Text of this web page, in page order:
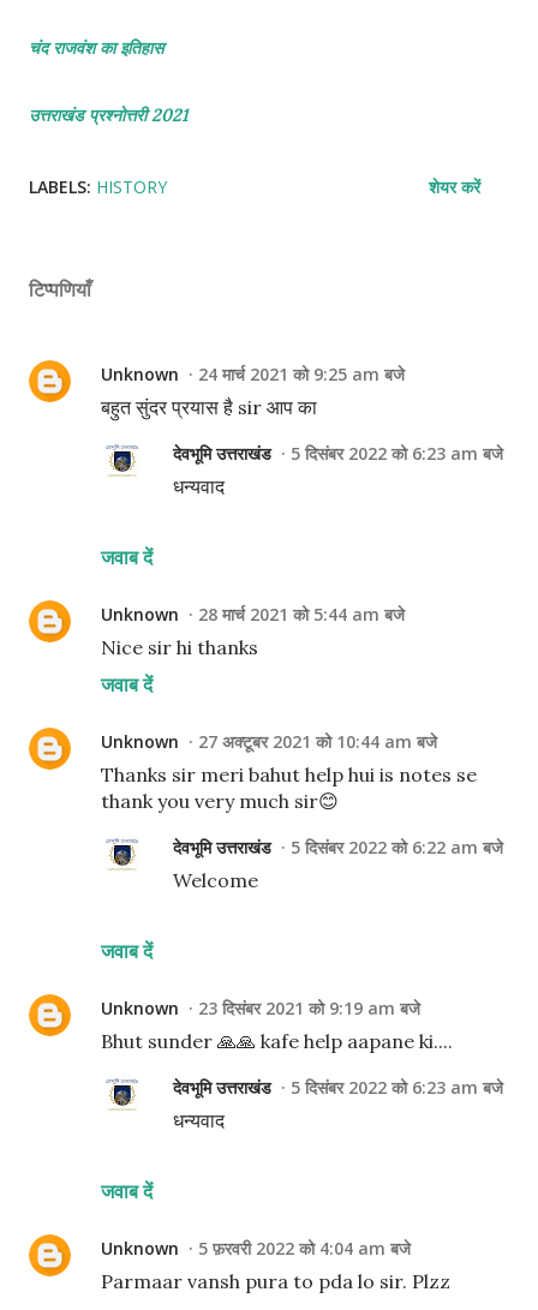
चंद राजवंश का इतिहास
उत्तराखंड प्रश्नोत्तरी 2021
LABELS: HISTORY शेयर करें
टिप्पणियाँ
Unknown 24 मार्च 2021 को 9:25 am बजे
बहुत सुंदर प्रयास है sir आप का
जवाब दें
देवभूमि उत्तराखंड 5 दिसंबर 2022 को 6:23 am बजे
धन्यवाद
Unknown 28 मार्च 2021 को 5:44 am बजे
Nice sir hi thanks
जवाब दें
Unknown 27 अक्टूबर 2021 को 10:44 am बजे
Thanks sir meri bahut help hui is notes se
thank you very much sir😊
जवाब दें
देवभूमि उत्तराखंड 5 दिसंबर 2022 को 6:22 am बजे
Welcome
Unknown 23 दिसंबर 2021 को 9:19 am बजे
Bhut sunder 🙏🙏 kafe help aapane ki....
जवाब दें
देवभूमि उत्तराखंड 5 दिसंबर 2022 को 6:23 am बजे
धन्यवाद
Unknown 5 फ़रवरी 2022 को 4:04 am बजे
Parmaar vansh pura to pda lo sir. Plzz